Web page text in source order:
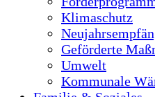
Klimaschutz
Geförderte
Umwelt
Kommunale